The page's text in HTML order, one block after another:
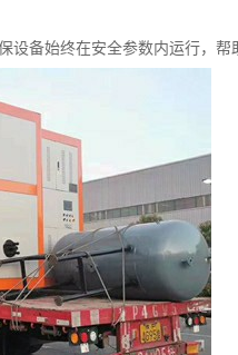
设备始终在安全参数内运行，